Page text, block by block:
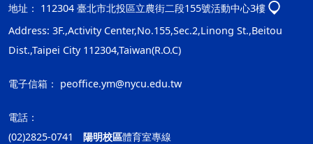
地址： 112304 臺北市北投區立農街二段155號活動中心3樓
Address: 3F.,Activity Center,No.155,Sec.2,Linong St.,Beitou
Dist.,Taipei City 112304,Taiwan(R.O.C)
電子信箱： peoffice.ym@nycu.edu.tw
電話：
(02)2825-0741 陽明校區體育室專線